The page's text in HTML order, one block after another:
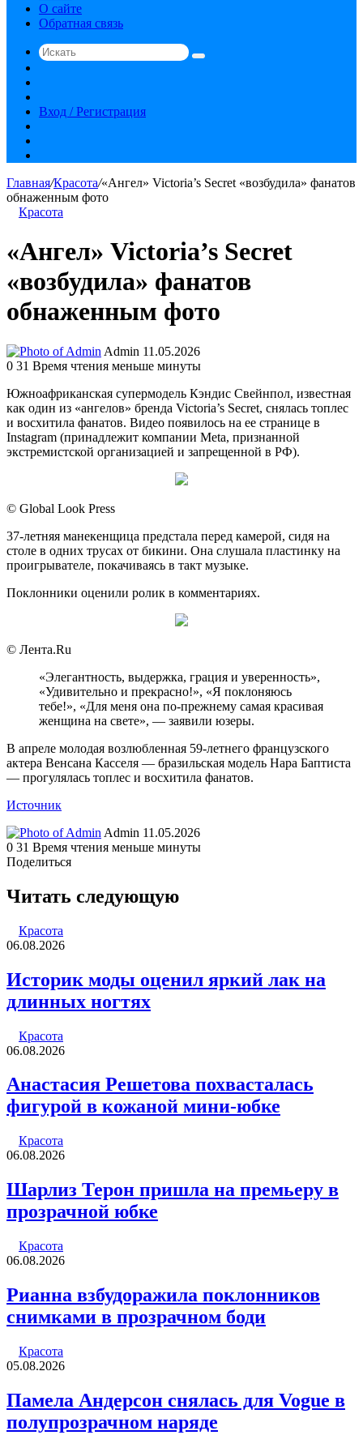
О сайте
Обратная связь
Искать
статья
Вход / Регистрация
Главная/Красота/«Ангел» Victoria’s Secret «возбудила» фанатов
обнаженным фото
Красота
«Ангел» Victoria’s Secret
«возбудила» фанатов
обнаженным фото
Admin Send
an
11.05.2026
0 31 Время чтения меньше минуты
Южноафриканская супермодель Кэндис Свейнпол, известная
как один из «ангелов» бренда Victoria’s Secret, снялась топлес
и восхитила фанатов. Видео появилось на ее странице в
Instagram (принадлежит компании Meta, признанной
экстремистской организацией и запрещенной в РФ).
© Global Look Press
37-летняя манекенщица предстала перед камерой, сидя на
столе в одних трусах от бикини. Она слушала пластинку на
проигрывателе, покачиваясь в такт музыке.
Поклонники оценили ролик в комментариях.
© Лента.Ru
«Элегантность, выдержка, грация и уверенность»,
«Удивительно и прекрасно!», «Я поклоняюсь
тебе!», «Для меня она по-прежнему самая красивая
женщина на свете», — заявили юзеры.
В апреле молодая возлюбленная 59-летнего французского
актера Венсана Касселя — бразильская модель Нара Баптиста
— прогулялась топлес и восхитила фанатов.
Источник
Admin Send
an
11.05.2026
0 31 Время чтения меньше минуты
Поделиться
через
электронную
Читать следующую
Красота
06.08.2026
Историк моды оценил яркий лак на
длинных ногтях
Красота
06.08.2026
Анастасия Решетова похвасталась
фигурой в кожаной мини-юбке
Красота
06.08.2026
Шарлиз Терон пришла на премьеру в
прозрачной юбке
Красота
06.08.2026
Рианна взбудоражила поклонников
снимками в прозрачном боди
Красота
05.08.2026
Памела Андерсон снялась для Vogue в
полупрозрачном наряде